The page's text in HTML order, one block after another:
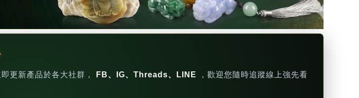
更新產品於各大社群， FB、IG、Threads、LINE
，歡迎您隨時追蹤線上強先看